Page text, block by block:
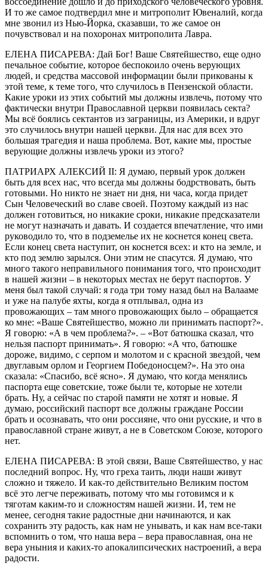
И то же самое подтвердил мне и митрополит Ювеналий, когда
мне звонил из Нью-Йорка, сказавши, то же самое он
почувствовал и на похоронах митрополита Лавра.
ЕЛЕНА ПИСАРЕВА: Дай Бог! Ваше Святейшество, еще одно
печальное событие, которое беспокоило очень верующих
людей, и средства массовой информации были прикованы к
этой теме, к теме того, что случилось в Пензенской области.
Какие уроки из этих событий мы должны извлечь, потому что
фактически внутри Православной церкви появилась секта?
Мы всё боялись сектантов из заграницы, из Америки, и вдруг
это случилось внутри нашей церкви. Для нас для всех это
большая трагедия и наша проблема. Вот, какие мы, простые
верующие должны извлечь уроки из этого?
ПАТРИАРХ АЛЕКСИЙ II: Я думаю, первый урок должен
быть для всех нас, что всегда мы должны бодрствовать, быть
готовыми. Но никто не знает ни дня, ни часа, когда придет
Сын Человеческий во славе своей. Поэтому каждый из нас
должен готовиться, но никакие сроки, никакие предсказатели
не могут назначать и давать. И создается впечатление, что ими
руководило то, что в подземелье их не коснется конец света.
Если конец света наступит, он коснется всех: и кто на земле, и
кто под землю зарылся. Они этим не спасутся. Я думаю, что
много такого неправильного понимания того, что происходит
в нашей жизни – в некоторых местах не берут паспортов. У
меня был такой случай: я года три тому назад был на Валааме
и уже на палубе яхты, когда я отплывал, одна из
провожающих – там много провожающих было – обращается
ко мне: «Ваше Святейшество, можно ли принимать паспорт?».
Я говорю: «А в чем проблема?». – «Вот батюшка сказал, что
нельзя паспорт принимать». Я говорю: «А что, батюшке
дороже, видимо, с серпом и молотом и с красной звездой, чем
двуглавым орлом и Георгием Победоносцем?». На это она
сказала: «Спасибо, всё ясно». Я думаю, что когда менялись
паспорта еще советские, тоже были те, которые не хотели
брать. Ну, а сейчас по старой памяти не хотят и новые. Я
думаю, российский паспорт все должны граждане России
брать и осознавать, что они россияне, что они русские, и что в
православной стране живут, а не в Советском Союзе, которого
нет.
ЕЛЕНА ПИСАРЕВА: В этой связи, Ваше Святейшество, у нас
последний вопрос. Ну, что греха таить, люди наши живут
сложно и тяжело. И как-то действительно Великим постом
всё это легче переживать, потому что мы готовимся и к
тяготам каким-то и сложностям нашей жизни. И, тем не
менее, сегодня такие радостные дни начинаются, и как
сохранить эту радость, как нам не унывать, и как нам все-таки
вспомнить о том, что наша вера – вера православная, она не
вера уныния и каких-то апокалипсических настроений, а вера
радости.